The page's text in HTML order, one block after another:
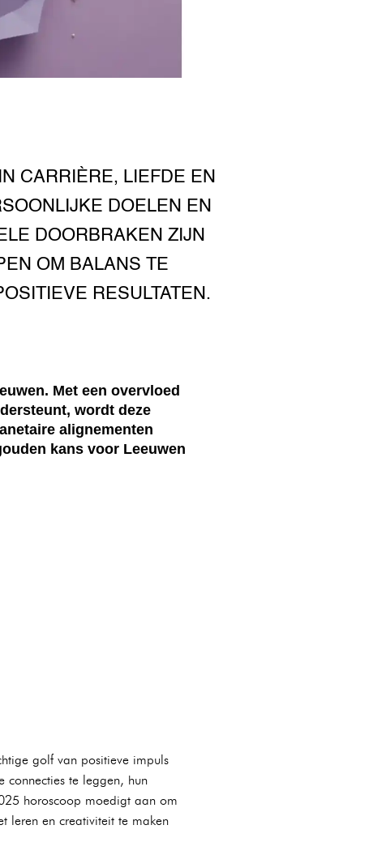
CARRIÈRE, LIEFDE EN
DOELEN EN
DOORBRAKEN ZIJN
OM BALANS TE
RESULTATEN.
Met een overvloed
wordt deze
alignementen
kans voor Leeuwen
golf van positieve impuls
connecties te leggen, hun
horoscoop moedigt aan om
leren en creativiteit te maken